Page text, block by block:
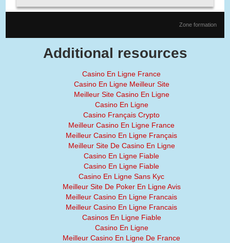
Zone formation
Additional resources
Casino En Ligne France
Casino En Ligne Meilleur Site
Meilleur Site Casino En Ligne
Casino En Ligne
Casino Français Crypto
Meilleur Casino En Ligne France
Meilleur Casino En Ligne Français
Meilleur Site De Casino En Ligne
Casino En Ligne Fiable
Casino En Ligne Fiable
Casino En Ligne Sans Kyc
Meilleur Site De Poker En Ligne Avis
Meilleur Casino En Ligne Francais
Meilleur Casino En Ligne Francais
Casinos En Ligne Fiable
Casino En Ligne
Meilleur Casino En Ligne De France